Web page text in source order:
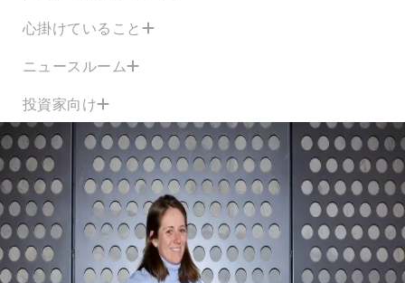
心掛けていること
ニュースルーム
投資家向け